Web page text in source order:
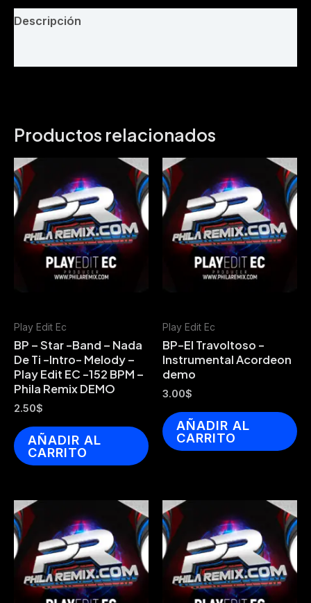
Play
Edit
BPM
Descripción
Productos relacionados
Play Edit Ec
BP – Star -Band – Nada
De Ti -Intro- Melody –
Play Edit EC -152 BPM –
Phila Remix DEMO
2.50$
AÑADIR AL
CARRITO
Play Edit Ec
BP-El Travoltoso -
Instrumental Acordeon
demo
3.00$
AÑADIR AL
CARRITO